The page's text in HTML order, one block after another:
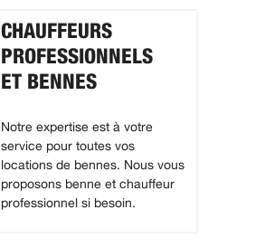
CHAUFFEURS
PROFESSIONNELS
ET BENNES
Notre expertise est à votre
service pour toutes vos
locations de bennes. Nous vous
proposons benne et chauffeur
professionnel si besoin.